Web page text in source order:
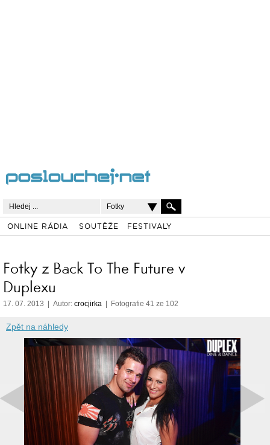
Fotky
ONLINE RÁDIA SOUTĚŽE FESTIVALY
Fotky z Back To The Future v
Duplexu
17. 07. 2013 | Autor: crocjirka | Fotografie 41 ze 102
Zpět na náhledy